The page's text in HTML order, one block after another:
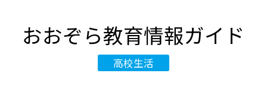
おおぞら教育情報ガイド
高校生活